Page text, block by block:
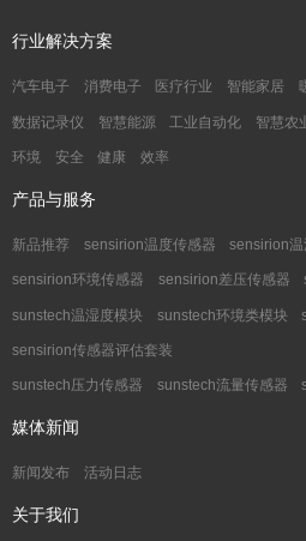
行业解决方案
汽车电子 消费电子 医疗行业 智能家居
数据记录仪 智慧能源 工业自动化 智慧农
环境 安全 健康 效率
产品与服务
新品推荐 sensirion温度传感器 sensirion
sensirion环境传感器 sensirion差压传感器
sunstech温湿度模块 sunstech环境类模块
sensirion传感器评估套装
sunstech压力传感器 sunstech流量传感器
媒体新闻
新闻发布 活动日志
关于我们